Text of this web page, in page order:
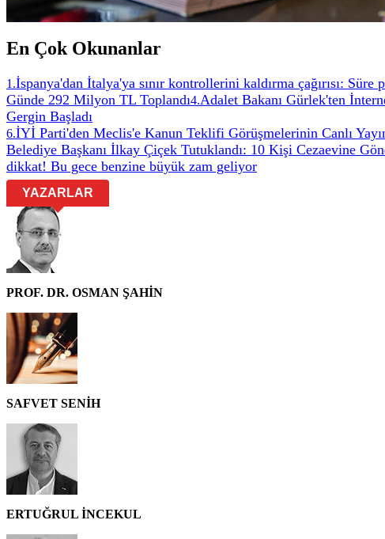
En Çok Okunanlar
1 .İspanya'dan İtalya'ya sınır kontrollerini kaldırma çağırısı: Süre
Günde 292 Milyon TL Toplandı4.Adalet Bakanı Gürlek'ten
Gergin Başladı
6.İYİ Parti'den Meclis'e Kanun Teklifi Görüşmelerinin Canlı
Belediye Başkanı İlkay Çiçek Tutuklandı: 10 Kişi Cezaevine
dikkat! Bu gece benzine büyük zam geliyor
YAZARLAR
PROF. DR. OSMAN ŞAHİN
SAFVET SENİH
ERTUĞRUL İNCEKUL